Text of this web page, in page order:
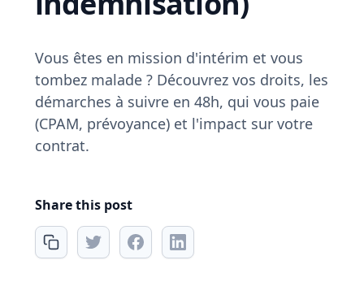
Vous êtes en mission d'intérim et vous
tombez malade ? Découvrez vos droits, les
démarches à suivre en 48h, qui vous paie
(CPAM, prévoyance) et l'impact sur votre
contrat.
Share this post